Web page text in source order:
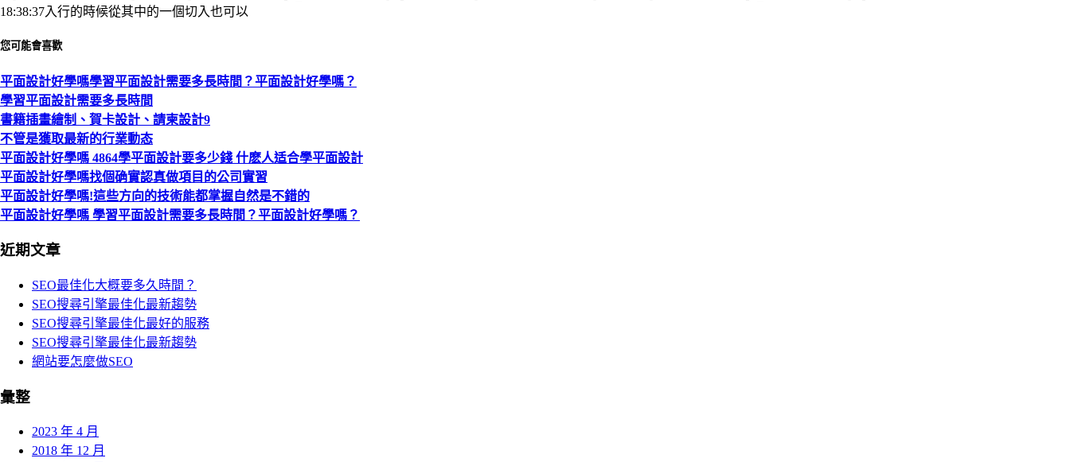
18:38:37入行的時候從其中的一個切入也可以
您可能會喜歡
平面設計好學嗎學習平面設計需要多長時間？平面設計好學嗎？
學習平面設計需要多長時間
書籍插畫繪制、賀卡設計、請柬設計9
不管是獲取最新的行業動态
平面設計好學嗎 4864學平面設計要多少錢 什麽人适合學平面設計
平面設計好學嗎找個确實認真做項目的公司實習
平面設計好學嗎!這些方向的技術能都掌握自然是不錯的
平面設計好學嗎 學習平面設計需要多長時間？平面設計好學嗎？
近期文章
SEO最佳化大概要多久時間？
SEO搜尋引擎最佳化最新趨勢
SEO搜尋引擎最佳化最好的服務
SEO搜尋引擎最佳化最新趨勢
網站要怎麼做SEO
彙整
2023 年 4 月
2018 年 12 月